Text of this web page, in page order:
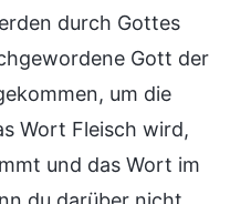
durch Gottes
Gott der
um die
Wort Fleisch wird,
und das Wort im